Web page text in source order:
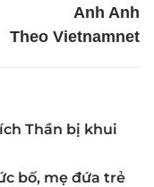
Anh Anh
Theo Vietnamnet
Thần bị khui
bố, mẹ đứa trẻ